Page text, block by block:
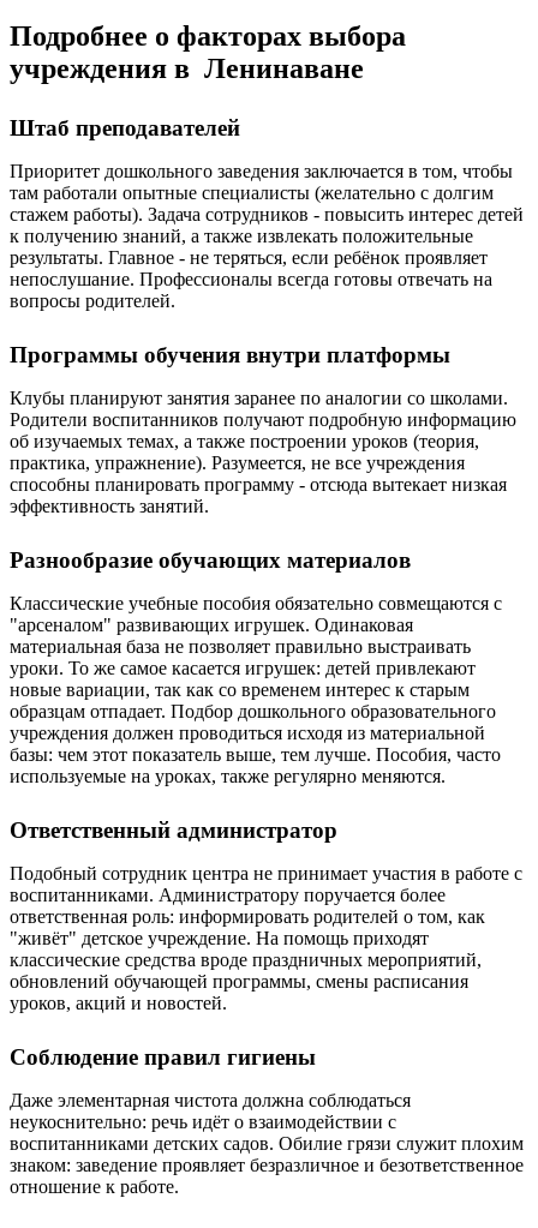
Подробнее о факторах выбора
учреждения в Ленинаване
Штаб преподавателей
Приоритет дошкольного заведения заключается в том, чтобы
там работали опытные специалисты (желательно с долгим
стажем работы). Задача сотрудников - повысить интерес детей
к получению знаний, а также извлекать положительные
результаты. Главное - не теряться, если ребёнок проявляет
непослушание. Профессионалы всегда готовы отвечать на
вопросы родителей.
Программы обучения внутри платформы
Клубы планируют занятия заранее по аналогии со школами.
Родители воспитанников получают подробную информацию
об изучаемых темах, а также построении уроков (теория,
практика, упражнение). Разумеется, не все учреждения
способны планировать программу - отсюда вытекает низкая
эффективность занятий.
Разнообразие обучающих материалов
Классические учебные пособия обязательно совмещаются с
"арсеналом" развивающих игрушек. Одинаковая
материальная база не позволяет правильно выстраивать
уроки. То же самое касается игрушек: детей привлекают
новые вариации, так как со временем интерес к старым
образцам отпадает. Подбор дошкольного образовательного
учреждения должен проводиться исходя из материальной
базы: чем этот показатель выше, тем лучше. Пособия, часто
используемые на уроках, также регулярно меняются.
Ответственный администратор
Подобный сотрудник центра не принимает участия в работе с
воспитанниками. Администратору поручается более
ответственная роль: информировать родителей о том, как
"живёт" детское учреждение. На помощь приходят
классические средства вроде праздничных мероприятий,
обновлений обучающей программы, смены расписания
уроков, акций и новостей.
Соблюдение правил гигиены
Даже элементарная чистота должна соблюдаться
неукоснительно: речь идёт о взаимодействии с
воспитанниками детских садов. Обилие грязи служит плохим
знаком: заведение проявляет безразличное и безответственное
отношение к работе.